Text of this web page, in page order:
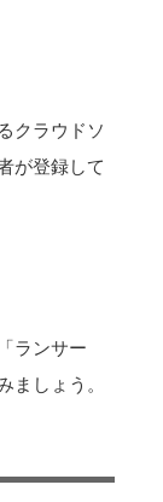
クラウドソ
が登録して
ランサー
ましょう。